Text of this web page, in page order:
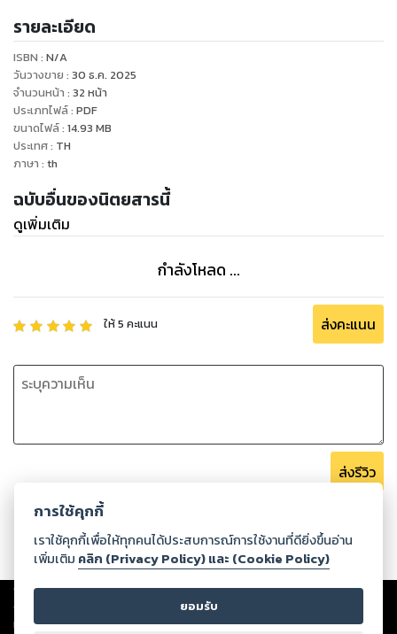
รายละเอียด
ISBN : N/A
วันวางขาย : 30 ธ.ค. 2025
จำนวนหน้า : 32 หน้า
ประเภทไฟล์: PDF
ขนาดไฟล์: 14.93 MB
ประเทศ: TH
ภาษา : th
ฉบับอื่นของนิตยสารนี้
ดูเพิ่มเติม
กำลังโหลด ...
ให้5 คะแนน ส่งคะแนน
ส่งรีวิว
Copyright ©2026Storylog Co., Ltd. - สตอรี่ล็อกขอสงวนสิทธิ์ไม่รับผิดชอบ
ต่อผลงานหรือเนื้อหาใดที่อัปโหลดผ่านเว็บไซต์และปรากฏว่าละเมิดสิทธิใน
ทรัพย์สินทางปัญญาของบุคคลอื่นหรือขัดต่อกฎหมายและศีลธรรม ดังนั้น ผู้อ่าน
การใช้คุกกี้
เราใช้คุกกี้เพื่อให้ทุกคนได้ประสบการณ์การใช้งานที่ดียิ่งขึ้นอ่าน
เพิ่มเติม คลิก (Privacy Policy) และ (Cookie Policy)
ยอมรับ